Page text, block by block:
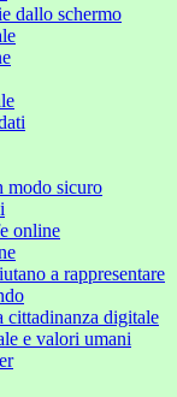
dallo schermo
modo sicuro
online
a rappresentare
cittadinanza digitale
e valori umani